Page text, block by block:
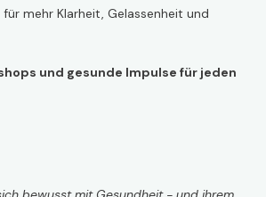
mehr Klarheit, Gelassenheit und
und gesunde Impulse für jeden